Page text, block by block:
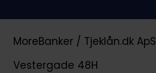
MoreBanker / Tjeklån.dk ApS
Vestergade 48H